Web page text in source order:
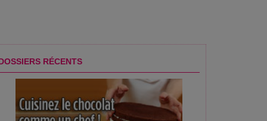
RÉCENTS